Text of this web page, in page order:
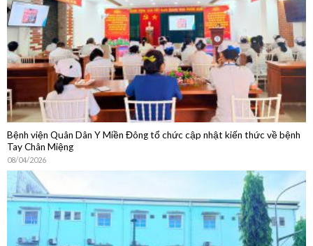
Bệnh viện Quân Dân Y Miền Đông tổ chức cập nhật kiến thức về bệnh
Tay Chân Miệng